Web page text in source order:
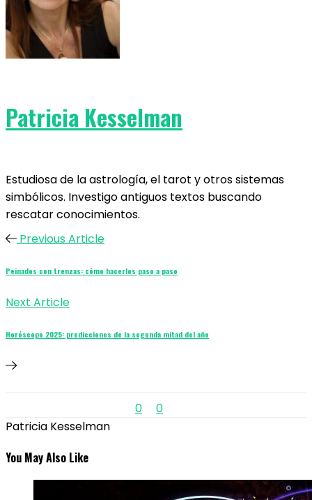
Patricia Kesselman
Estudiosa de la astrología, el tarot y otros sistemas
simbólicos. Investigo antiguos textos buscando
rescatar conocimientos.
Previous Article
Peinados con trenzas: cómo hacerlos paso a paso
Next Article
Horóscopo 2025: predicciones de la segunda mitad del año
0
0
Patricia Kesselman
You May Also Like